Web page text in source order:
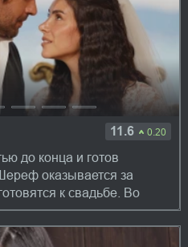
11.6 0.20
до конца и готов
оказывается за
к свадьбе. Во
рассказать правд...